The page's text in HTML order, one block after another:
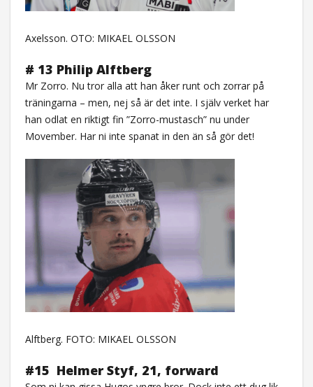
Axelsson. OTO: MIKAEL OLSSON
# 13 Philip Alftberg
Mr Zorro. Nu tror alla att han åker runt och zorrar på
träningarna – men, nej så är det inte. I själv verket har
han odlat en riktigt fin ”Zorro-mustasch” nu under
Movember. Har ni inte spanat in den än så gör det!
Alftberg. FOTO: MIKAEL OLSSON
#15 Helmer Styf, 21, forward